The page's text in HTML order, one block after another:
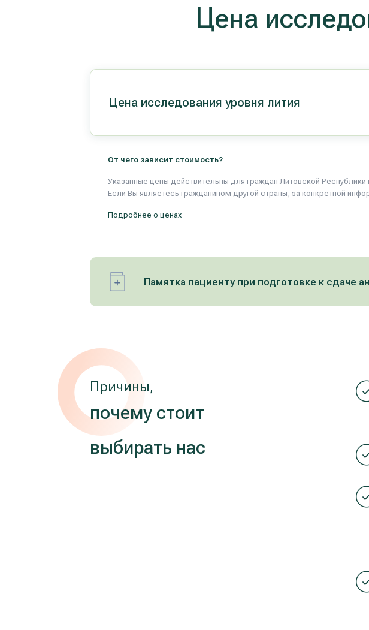
Цена
Цена исследования уровня лития
От чего зависит стоимость?
Указанные цены действительны для граждан Литовской
Если Вы являетесь гражданином другой страны, за конкретной
Подробнее о ценах
Памятка пациенту при подготовке к сдаче
Причины,
почему стоит
выбирать нас